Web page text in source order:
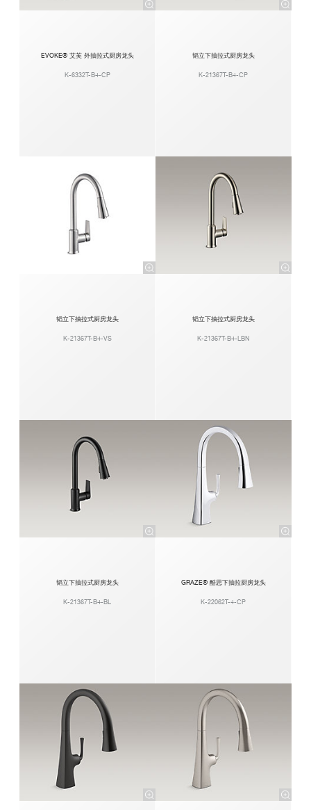
EVOKE® 艾芙 外抽拉式厨房龙头
K-6332T-B4-CP
韬立下抽拉式厨房龙头
K-21367T-B4-CP
韬立下抽拉式厨房龙头
K-21367T-B4-VS
韬立下抽拉式厨房龙头
K-21367T-B4-LBN
韬立下抽拉式厨房龙头
K-21367T-B4-BL
GRAZE® 酷思下抽拉厨房龙头
K-22062T-4-CP